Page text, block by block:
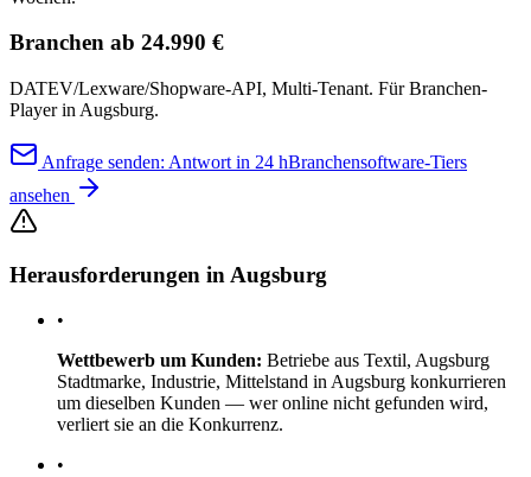
Branchen ab 24.990 €
DATEV/Lexware/Shopware-API, Multi-Tenant. Für Branchen-
Player in Augsburg.
Anfrage senden: Antwort in 24 hBranchensoftware-Tiers
ansehen
Herausforderungen in Augsburg
•
Wettbewerb um Kunden: Betriebe aus Textil, Augsburg
Stadtmarke, Industrie, Mittelstand in Augsburg konkurrieren
um dieselben Kunden — wer online nicht gefunden wird,
verliert sie an die Konkurrenz.
•